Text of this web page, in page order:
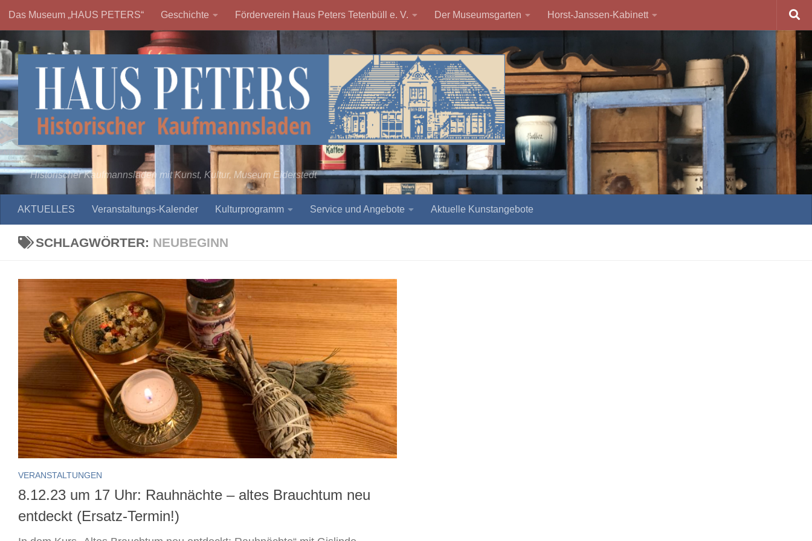
Zum Inhalt springen
Das Museum „HAUS PETERS“ Geschichte Förderverein Haus Peters Tetenbüll e. V. Der Museumsgarten Horst-Janssen-Kabinett
Historischer Kaufmannsladen mit Kunst, Kultur, Museum Eiderstedt
AKTUELLES Veranstaltungs-Kalender Kulturprogramm Service und Angebote Aktuelle Kunstangebote
SCHLAGWÖRTER: NEUBEGINN
VERANSTALTUNGEN
8.12.23 um 17 Uhr: Rauhnächte – altes Brauchtum neu
entdeckt (Ersatz-Termin!)